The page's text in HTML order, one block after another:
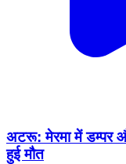
अटरू: मेरमा में डम्पर
हुई मौत